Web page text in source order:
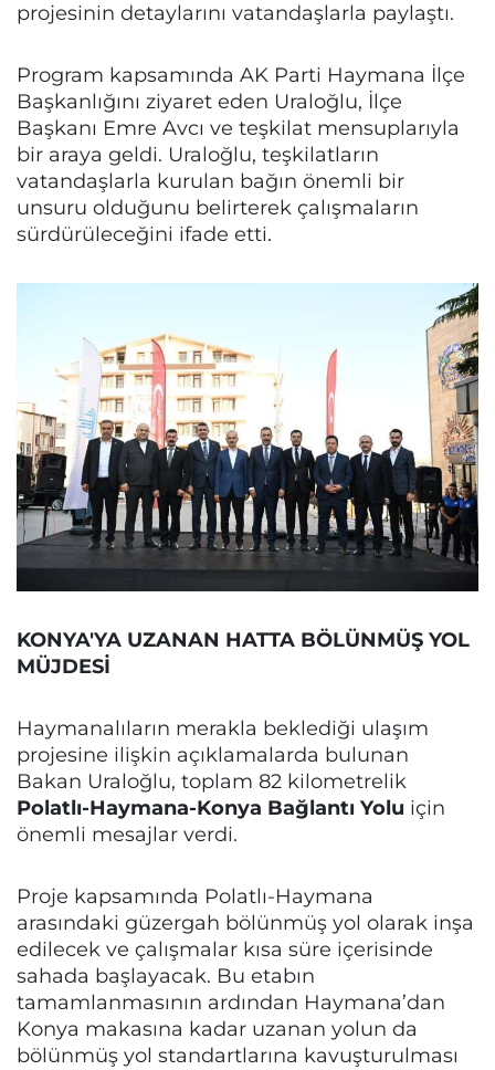
projesinin detaylarını vatandaşlarla paylaştı.
Program kapsamında AK Parti Haymana İlçe
Başkanlığını ziyaret eden Uraloğlu, İlçe
Başkanı Emre Avcı ve teşkilat mensuplarıyla
bir araya geldi. Uraloğlu, teşkilatların
vatandaşlarla kurulan bağın önemli bir
unsuru olduğunu belirterek çalışmaların
sürdürüleceğini ifade etti.
KONYA'YA UZANAN HATTA BÖLÜNMÜŞ YOL
MÜJDESİ
Haymanalıların merakla beklediği ulaşım
projesine ilişkin açıklamalarda bulunan
Bakan Uraloğlu, toplam 82 kilometrelik
Polatlı-Haymana-Konya Bağlantı Yolu için
önemli mesajlar verdi.
Proje kapsamında Polatlı-Haymana
arasındaki güzergah bölünmüş yol olarak inşa
edilecek ve çalışmalar kısa süre içerisinde
sahada başlayacak. Bu etabın
tamamlanmasının ardından Haymana’dan
Konya makasına kadar uzanan yolun da
bölünmüş yol standartlarına kavuşturulması